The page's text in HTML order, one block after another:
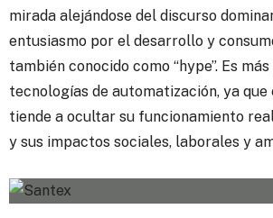
mirada alejándose del discurso
entusiasmo por el desarrollo y
también conocido como “hype”. Es
tecnologías de automatización, ya
tiende a ocultar su funcionamiento
y sus impactos sociales, laborales y